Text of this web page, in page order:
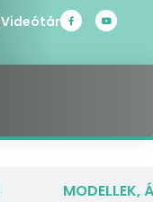
Videótár
MODELLEK,